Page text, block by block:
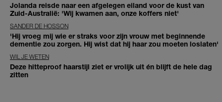
Jolanda reisde naar een afgelegen eiland voor de kust van
Zuid-Australië: 'Wij kwamen aan, onze koffers niet'
SANDER DE HOSSON
'Hij vroeg mij wie er straks voor zijn vrouw met beginnende
dementie zou zorgen. Hij wist dat hij haar zou moeten loslaten'
WIL JE WETEN
Deze hitteproof haarstijl ziet er vrolijk uit én blijft de hele dag
zitten